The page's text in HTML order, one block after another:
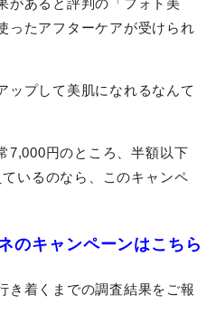
があると評判の「フォト美
ったアフターケアが受けられ
ップして美肌になれるなんて
7,000円のところ、半額以下
いるのなら、このキャンペ
のキャンペーンはこちら
き着くまでの調査結果をご報